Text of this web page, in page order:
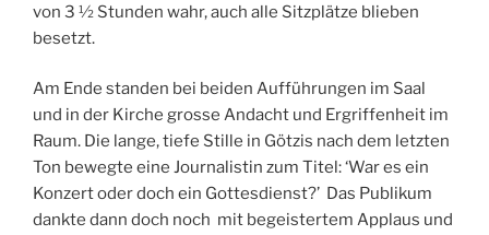
von 3 ½ Stunden wahr, auch alle Sitzplätze blieben
besetzt.
Am Ende standen bei beiden Aufführungen im Saal
und in der Kirche grosse Andacht und Ergrif­fenheit im
Raum. Die lange, tiefe Stille in Götzis nach dem letzten
Ton bewegte eine Journalistin zum Titel: ‘War es ein
Konzert oder doch ein Gottesdienst?’ Das Publikum
dankte dann doch noch mit begeistertem Applaus und